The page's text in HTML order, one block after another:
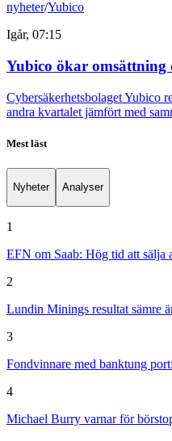
nyheter/Yubico
Igår, 07:15
Yubico ökar omsättning
Cybersäkerhetsbolaget Yubico
andra kvartalet jämfört med
Mest läst
Nyheter Analyser
1
EFN om Saab: Hög tid att sälja
2
Lundin Minings resultat sämre
3
Fondvinnare med banktung
4
Michael Burry varnar för